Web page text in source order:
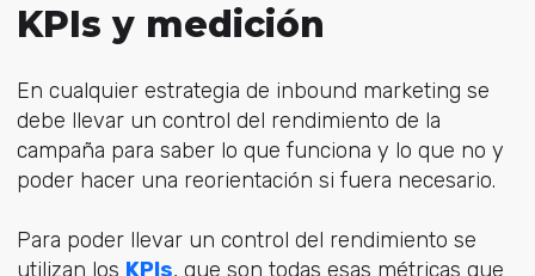
KPIs y medición
En cualquier estrategia de inbound marketing se
debe llevar un control del rendimiento de la
campaña para saber lo que funciona y lo que no y
poder hacer una reorientación si fuera necesario.
Para poder llevar un control del rendimiento se
utilizan los KPIs, que son todas esas métricas que